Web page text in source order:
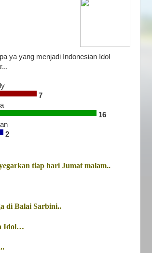
ya yang menjadi Indonesian Idol
7
16
2
tiap hari Jumat malam..
di Balai Sarbini..
Idol…